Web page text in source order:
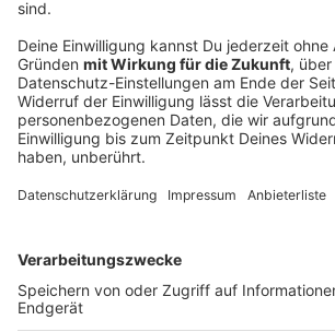
Bayern blickt schon auf Supercup -
zwischen Zähnen»
Die Asienreise des FC Bayern geht
Testspielsieg zu Ende. Kompany ist
Das erste Titelduell naht allmählich.
DEINE GEMERKTEN ARTIKEL